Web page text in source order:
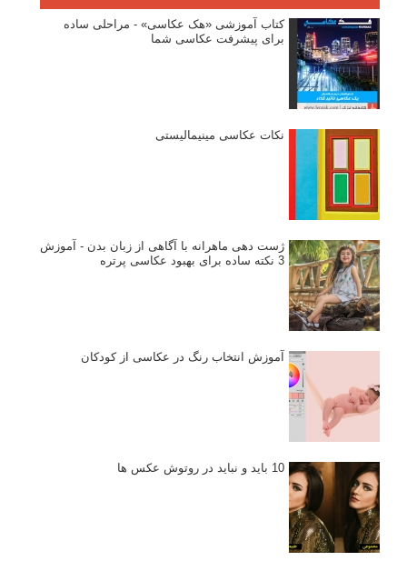
کتاب آموزشی «هک عکاسی» - مراحلی ساده
برای پیشرفت عکاسی شما
نکات عکاسی مینیمالیستی
ژست دهی ماهرانه با آگاهی از زبان بدن - آموزش
3 نکته ساده برای بهبود عکاسی پرتره
آموزش انتخاب رنگ در عکاسی از کودکان
10 باید و نباید در روتوش عکس ها